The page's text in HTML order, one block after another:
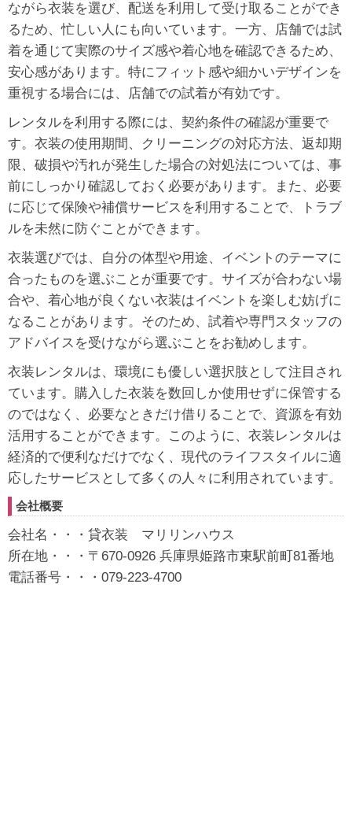
ながら衣装を選び、配送を利用して受け取ることができ
るため、忙しい人にも向いています。一方、店舗では試
着を通じて実際のサイズ感や着心地を確認できるため、
安心感があります。特にフィット感や細かいデザインを
重視する場合には、店舗での試着が有効です。
レンタルを利用する際には、契約条件の確認が重要で
す。衣装の使用期間、クリーニングの対応方法、返却期
限、破損や汚れが発生した場合の対処法については、事
前にしっかり確認しておく必要があります。また、必要
に応じて保険や補償サービスを利用することで、トラブ
ルを未然に防ぐことができます。
衣装選びでは、自分の体型や用途、イベントのテーマに
合ったものを選ぶことが重要です。サイズが合わない場
合や、着心地が良くない衣装はイベントを楽しむ妨げに
なることがあります。そのため、試着や専門スタッフの
アドバイスを受けながら選ぶことをお勧めします。
衣装レンタルは、環境にも優しい選択肢として注目され
ています。購入した衣装を数回しか使用せずに保管する
のではなく、必要なときだけ借りることで、資源を有効
活用することができます。このように、衣装レンタルは
経済的で便利なだけでなく、現代のライフスタイルに適
応したサービスとして多くの人々に利用されています。
会社概要
会社名・・・貸衣装 マリリンハウス
所在地・・・〒670-0926 兵庫県姫路市東駅前町81番地
電話番号・・・079-223-4700